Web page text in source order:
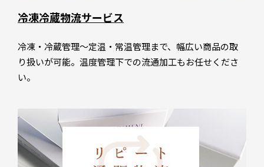
冷凍冷蔵物流サービス
冷凍・冷蔵管理～定温・常温管理まで、幅広い商品の取
り扱いが可能。温度管理下での流通加工もお任せくださ
い。